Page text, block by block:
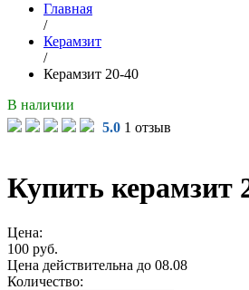
Главная
/
Керамзит
/
Керамзит 20-40
В наличии
5.0 1 отзыв
Купить керамзит
Цена:
100 руб.
Цена действительна до 08.08
Количество: